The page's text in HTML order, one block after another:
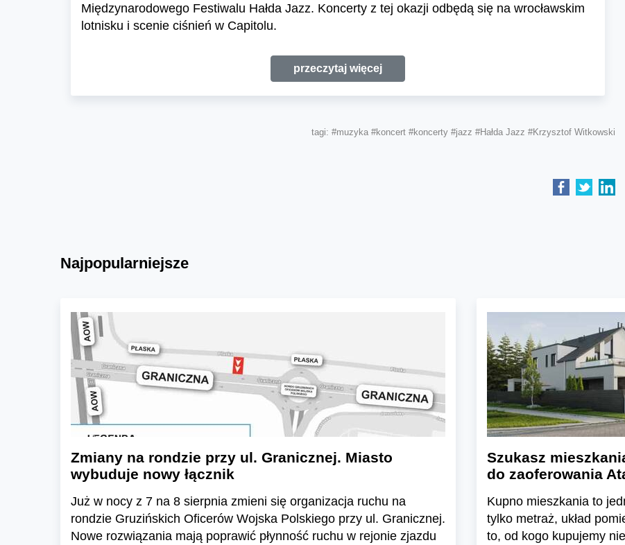
Międzynarodowego Festiwalu Hałda Jazz. Koncerty z tej okazji odbędą się na wrocławskim
lotnisku i scenie ciśnień w Capitolu.
przeczytaj więcej
tagi: #muzyka #koncert #koncerty #jazz #Hałda Jazz #Krzysztof Witkowski
Najpopularniejsze
Zmiany na rondzie przy ul. Granicznej. Miasto
wybuduje nowy łącznik
Już w nocy z 7 na 8 sierpnia zmieni się organizacja ruchu na
rondzie Gruzińskich Oficerów Wojska Polskiego przy ul. Granicznej.
Nowe rozwiązania mają poprawić płynność ruchu w rejonie zjazdu
Szukasz
do zaoferowania
Kupno mieszkania to
tylko metraż, układ
to, od kogo kupujemy